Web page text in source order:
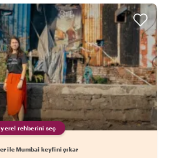
rehberini seç
ile Mumbai keyfini çıkar